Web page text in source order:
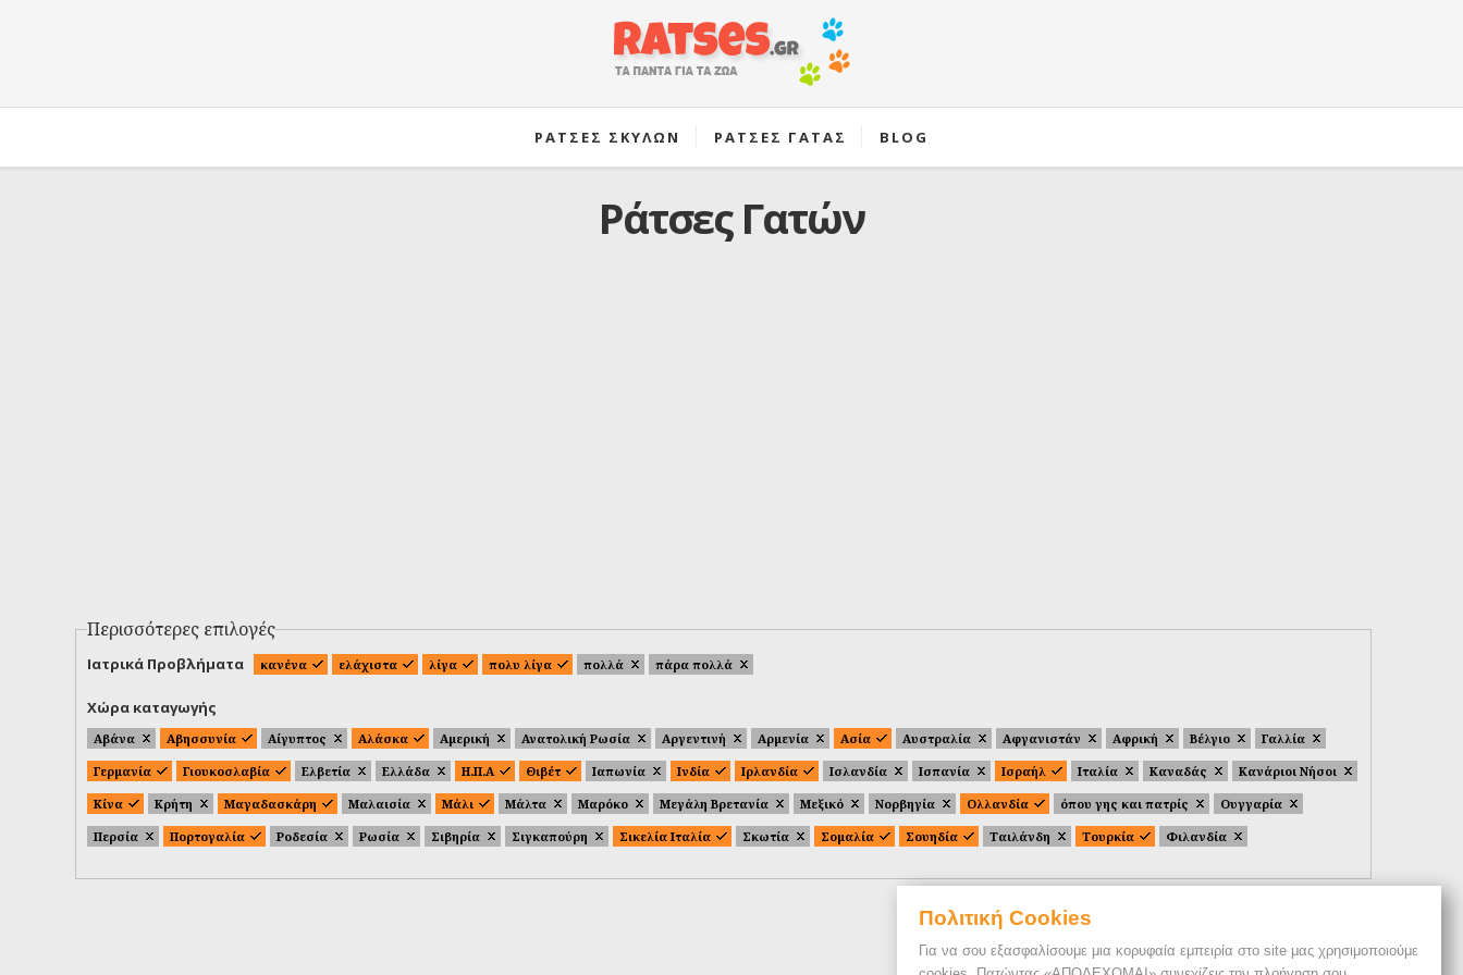
Πολιτική Cookies
Για να σου εξασφαλίσουμε μια κορυφαία εμπειρία στο site μας χρησιμοποιούμε
ΡΑΤΣΕΣ ΣΚΥΛΩΝ ΡΑΤΣΕΣ ΓΑΤΑΣ BLOG
Ράτσες Γατών
Περισσότερες επιλογές
Ιατρικά Προβλήματα κανένα ελάχιστα λίγα πολυ λίγα πολλά πάρα πολλά
Χώρα καταγωγής
Αβάνα Αβησσυνία Αίγυπτος Αλάσκα Αμερική Ανατολική Ρωσία Αργεντινή Αρμενία Ασία Αυστραλία Αφγανιστάν Αφρική Βέλγιο
Γαλλία
Γερμανία
Γιουκοσλαβία Ελβετία Ελλάδα Η.Π.Α Θιβέτ Ιαπωνία Ινδία Ιρλανδία Ισλανδία Ισπανία Ισραήλ Ιταλία Καναδάς
Κανάριοι Νήσοι
Κίνα
Κρήτη Μαγαδασκάρη Μαλαισία Μάλι Μάλτα Μαρόκο Μεγάλη Βρετανία Μεξικό Νορβηγία Ολλανδία όπου γης και πατρίς
Ουγγαρία
Περσία
Πορτογαλία Ροδεσία Ρωσία Σιβηρία Σιγκαπούρη Σικελία Ιταλία Σκωτία Σομαλία Σουηδία Ταιλάνδη Τουρκία Φιλανδία